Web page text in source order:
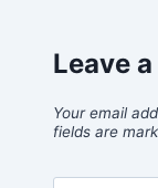
Leave
Your email
fields are